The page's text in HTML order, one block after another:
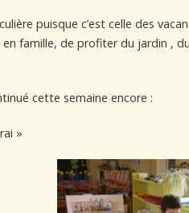
puisque c’est celle des
famille, de profiter du jardin ,
cette semaine encore :
»